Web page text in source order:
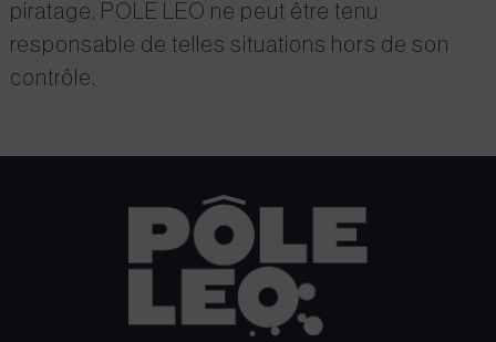
piratage, POLE LEO ne peut être tenu
responsable de telles situations hors de son
contrôle.